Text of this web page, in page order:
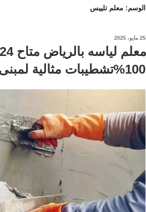
الوسم: معلم تلييس
نُشر
25 مايو، 2025
100%تشطيبات مثالية لمبنى يدوم